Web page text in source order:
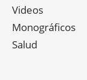
Videos
Monográficos
Salud